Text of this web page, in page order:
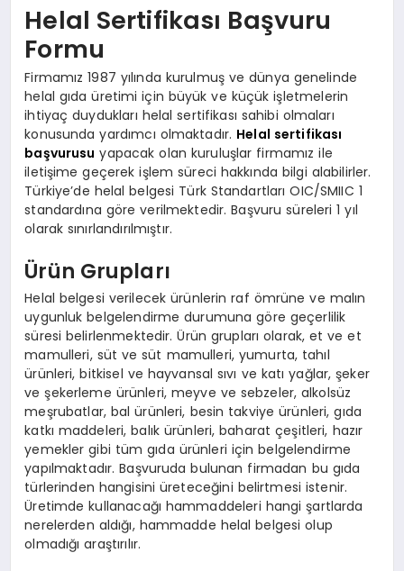
Helal Sertifikası Başvuru
Formu
Firmamız 1987 yılında kurulmuş ve dünya genelinde
helal gıda üretimi için büyük ve küçük işletmelerin
ihtiyaç duydukları helal sertifikası sahibi olmaları
konusunda yardımcı olmaktadır. Helal sertifikası
başvurusu yapacak olan kuruluşlar firmamız ile
iletişime geçerek işlem süreci hakkında bilgi alabilirler.
Türkiye’de helal belgesi Türk Standartları OIC/SMIIC 1
standardına göre verilmektedir. Başvuru süreleri 1 yıl
olarak sınırlandırılmıştır.
Ürün Grupları
Helal belgesi verilecek ürünlerin raf ömrüne ve malın
uygunluk belgelendirme durumuna göre geçerlilik
süresi belirlenmektedir. Ürün grupları olarak, et ve et
mamulleri, süt ve süt mamulleri, yumurta, tahıl
ürünleri, bitkisel ve hayvansal sıvı ve katı yağlar, şeker
ve şekerleme ürünleri, meyve ve sebzeler, alkolsüz
meşrubatlar, bal ürünleri, besin takviye ürünleri, gıda
katkı maddeleri, balık ürünleri, baharat çeşitleri, hazır
yemekler gibi tüm gıda ürünleri için belgelendirme
yapılmaktadır. Başvuruda bulunan firmadan bu gıda
türlerinden hangisini üreteceğini belirtmesi istenir.
Üretimde kullanacağı hammaddeleri hangi şartlarda
nerelerden aldığı, hammadde helal belgesi olup
olmadığı araştırılır.